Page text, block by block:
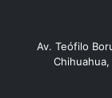
Av. Teófilo